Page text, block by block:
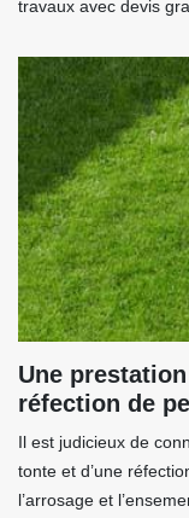
travaux avec devis
Une
réfection de
Il est judicieux de
tonte et d’une
l’arrosage et